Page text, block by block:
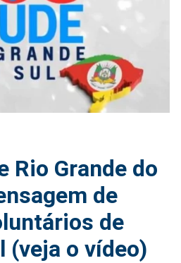
Rio Grande do
de
de
(veja o vídeo)